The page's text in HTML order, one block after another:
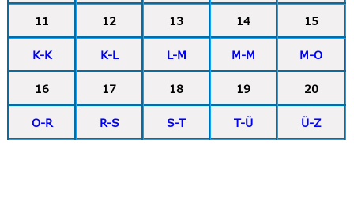
11 12 13 14 15
K-K K-L L-M M-M M-O
16 17 18 19 20
O-R R-S S-T T-Ü Ü-Z